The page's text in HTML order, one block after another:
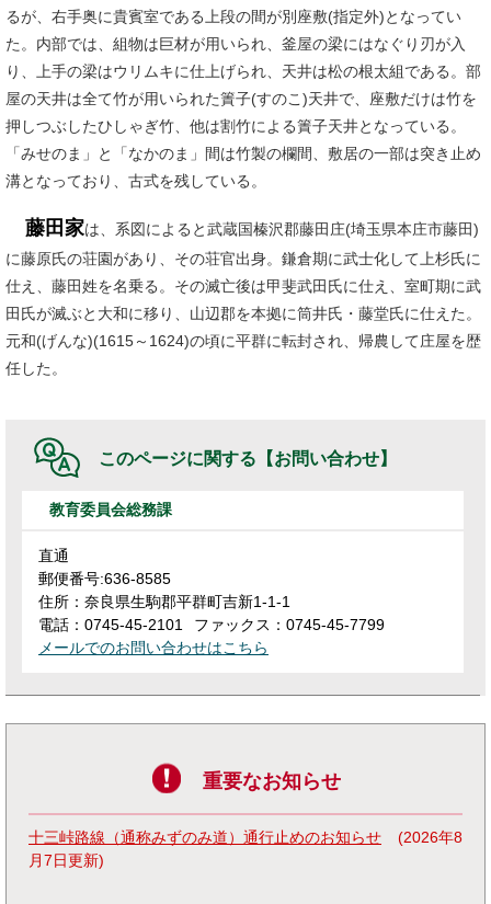
るが、右手奥に貴賓室である上段の間が別座敷(指定外)となってい
た。内部では、組物は巨材が用いられ、釜屋の梁にはなぐり刃が入
り、上手の梁はウリムキに仕上げられ、天井は松の根太組である。部
屋の天井は全て竹が用いられた簀子(すのこ)天井で、座敷だけは竹を
押しつぶしたひしゃぎ竹、他は割竹による簀子天井となっている。
「みせのま」と「なかのま」間は竹製の欄間、敷居の一部は突き止め
溝となっており、古式を残している。
藤田家は、系図によると武蔵国榛沢郡藤田庄(埼玉県本庄市藤田)
に藤原氏の荘園があり、その荘官出身。鎌倉期に武士化して上杉氏に
仕え、藤田姓を名乗る。その滅亡後は甲斐武田氏に仕え、室町期に武
田氏が滅ぶと大和に移り、山辺郡を本拠に筒井氏・藤堂氏に仕えた。
元和(げんな)(1615～1624)の頃に平群に転封され、帰農して庄屋を歴
任した。
このページに関する 【お問い合わせ】
教育委員会総務課
直通
郵便番号:636-8585
住所：奈良県生駒郡平群町吉新1-1-1
電話：0745-45-2101
ファックス：0745-45-7799
メールでのお問い合わせはこちら
重要なお知らせ
十三峠路線（通称みずのみ道）通行止めのお知らせ
2026年8
月7日更新